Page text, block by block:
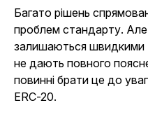
Багато рішень
проблем стандарту. Але
залишаються швидкими
не дають повного
повинні брати це до
ERC-20.